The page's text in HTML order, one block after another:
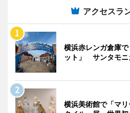
アクセスラ
横浜赤レンガ倉庫
ット」 サンタモ
横浜美術館で「マ